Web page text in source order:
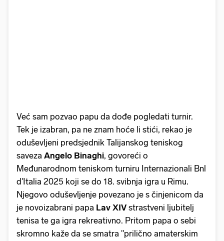
Već sam pozvao papu da dođe pogledati turnir.
Tek je izabran, pa ne znam hoće li stići, rekao je
oduševljeni predsjednik Talijanskog teniskog
saveza Angelo Binaghi, govoreći o
Međunarodnom teniskom turniru Internazionali Bnl
d'Italia 2025 koji se do 18. svibnja igra u Rimu.
Njegovo oduševljenje povezano je s činjenicom da
je novoizabrani papa Lav XIV strastveni ljubitelj
tenisa te ga igra rekreativno. Pritom papa o sebi
skromno kaže da se smatra "prilično amaterskim